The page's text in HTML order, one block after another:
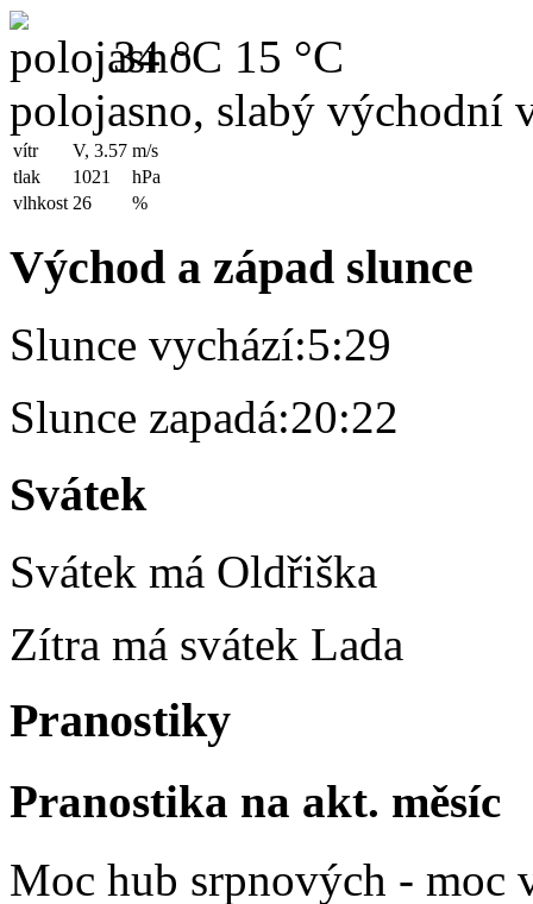
34 °C 15 °C
polojasno, slabý východní
vítr V, 3.57 m/s
tlak
1021
hPa
vlhkost 26 %
Východ a západ slunce
Slunce vychází:5:29
Slunce zapadá:20:22
Svátek
Svátek má Oldřiška
Zítra má svátek Lada
Pranostiky
Pranostika na akt. měsíc
Moc hub srpnových - moc